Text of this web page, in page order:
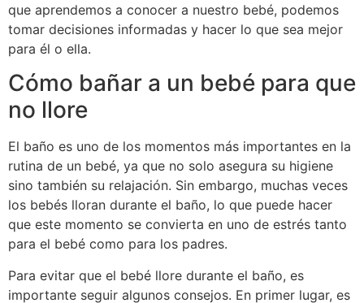
que aprendemos a conocer a nuestro bebé, podemos
tomar decisiones informadas y hacer lo que sea mejor
para él o ella.
Cómo bañar a un bebé para que
no llore
El baño es uno de los momentos más importantes en la
rutina de un bebé, ya que no solo asegura su higiene
sino también su relajación. Sin embargo, muchas veces
los bebés lloran durante el baño, lo que puede hacer
que este momento se convierta en uno de estrés tanto
para el bebé como para los padres.
Para evitar que el bebé llore durante el baño, es
importante seguir algunos consejos. En primer lugar, es